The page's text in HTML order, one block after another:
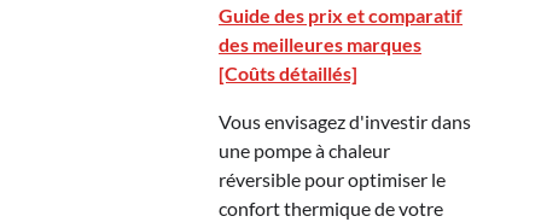
Guide des prix et comparatif
des meilleures marques
[Coûts détaillés]
Vous envisagez d'investir dans
une pompe à chaleur
réversible pour optimiser le
confort thermique de votre